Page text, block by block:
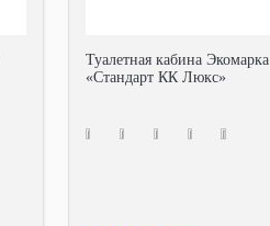
Туалетная кабина Экомарка
«Стандарт КК Люкс»